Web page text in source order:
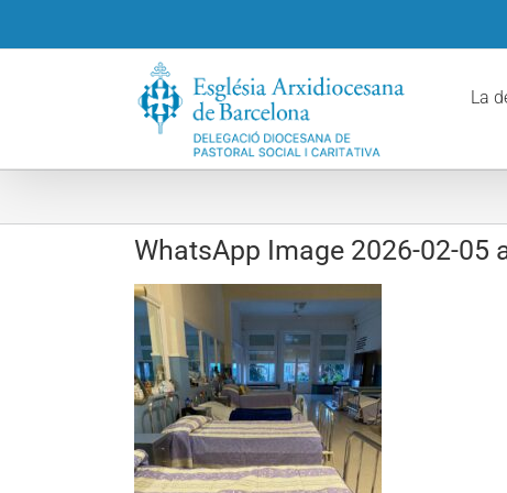
La
WhatsApp Image 2026-02-05